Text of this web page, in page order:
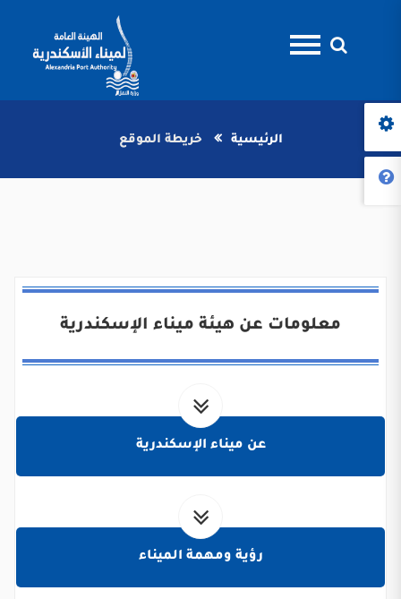
الرئيسية خريطة الموقع
معلومات عن هيئة ميناء الإسكندرية
عن ميناء الإسكندرية
رؤية ومهمة الميناء